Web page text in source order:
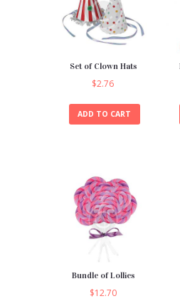
Set of Clown Hats
$2.76
ADD TO CART
Bundle of Lollies
$12.70